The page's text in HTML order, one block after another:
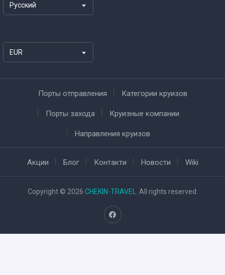
Русский
EUR
Порты отправления Категории круизов
Порты захода Круизные компании
Направления круизов
Акции Блог Контакти Новости Wiki
Copyright © 2026 CHEKIN-TRAVEL . All rights reserved.